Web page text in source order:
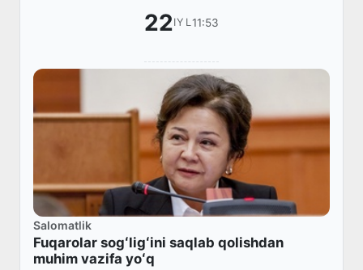
22IYL11:53
Salomatlik
Fuqarolar sogʻligʻini saqlab qolishdan
muhim vazifa yoʻq